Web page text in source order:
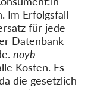
Im Erfolgsfall
für jede
Datenbank
noyb
Kosten. Es
die gesetzlich